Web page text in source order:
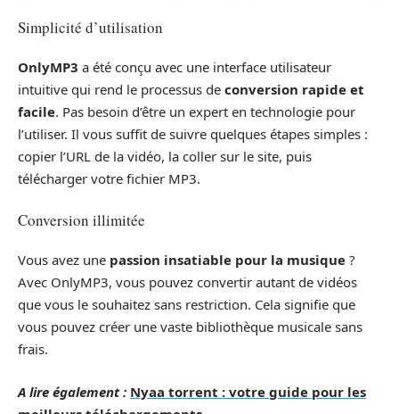
Simplicité d’utilisation
OnlyMP3 a été conçu avec une interface utilisateur
intuitive qui rend le processus de conversion rapide et
facile. Pas besoin d’être un expert en technologie pour
l’utiliser. Il vous suffit de suivre quelques étapes simples :
copier l’URL de la vidéo, la coller sur le site, puis
télécharger votre fichier MP3.
Conversion illimitée
Vous avez une passion insatiable pour la musique ?
Avec OnlyMP3, vous pouvez convertir autant de vidéos
que vous le souhaitez sans restriction. Cela signifie que
vous pouvez créer une vaste bibliothèque musicale sans
frais.
A lire également : Nyaa torrent : votre guide pour les